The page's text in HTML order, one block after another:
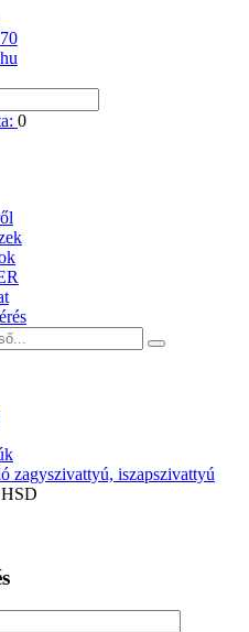
0
zagyszivattyú, iszapszivattyú